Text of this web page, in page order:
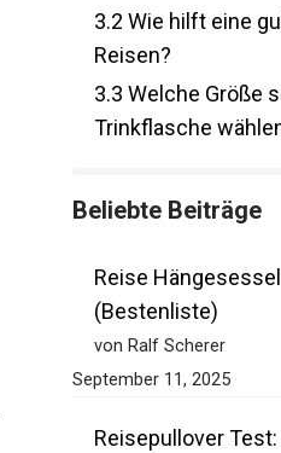
3.2 Wie hilft eine
Reisen?
3.3 Welche Größe
Trinkflasche
Beliebte Beiträge
Reise
(Bestenliste)
von Ralf Scherer
September 11, 2025
Reisepullover